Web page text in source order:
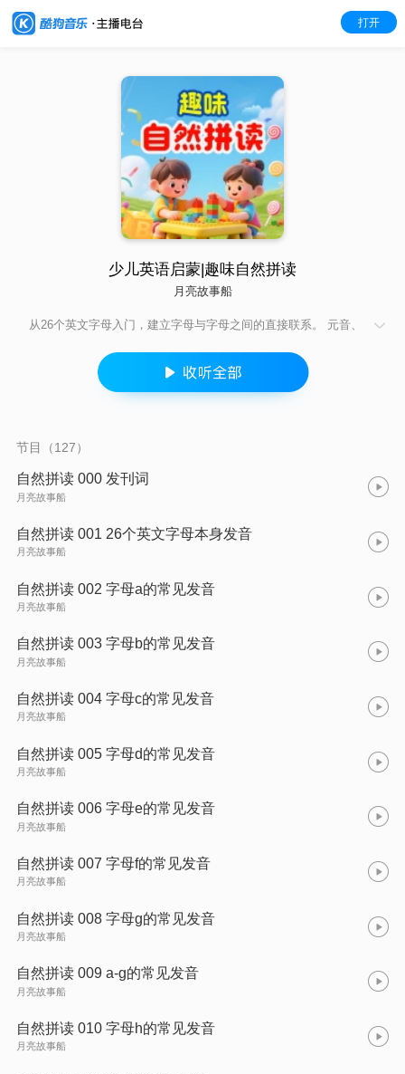
打开
少儿英语启蒙|趣味自然拼读
月亮故事船
从26个英文字母入门，建立字母与字母之间的直接联系。 元音、
节目（127）
自然拼读 000 发刊词
月亮故事船
自然拼读 001 26个英文字母本身发音
月亮故事船
自然拼读 002 字母a的常见发音
月亮故事船
自然拼读 003 字母b的常见发音
月亮故事船
自然拼读 004 字母c的常见发音
月亮故事船
自然拼读 005 字母d的常见发音
月亮故事船
自然拼读 006 字母e的常见发音
月亮故事船
自然拼读 007 字母f的常见发音
月亮故事船
自然拼读 008 字母g的常见发音
月亮故事船
自然拼读 009 a-g的常见发音
月亮故事船
自然拼读 010 字母h的常见发音
月亮故事船